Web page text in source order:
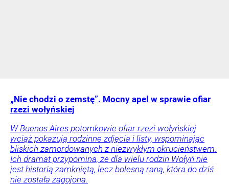
„Nie chodzi o zemstę”. Mocny apel w sprawie ofiar
rzezi wołyńskiej
W Buenos Aires potomkowie ofiar rzezi wołyńskiej
wciąż pokazują rodzinne zdjęcia i listy, wspominając
bliskich zamordowanych z niezwykłym okrucieństwem.
Ich dramat przypomina, że dla wielu rodzin Wołyń nie
jest historią zamkniętą, lecz bolesną raną, która do dziś
nie została zagojona.